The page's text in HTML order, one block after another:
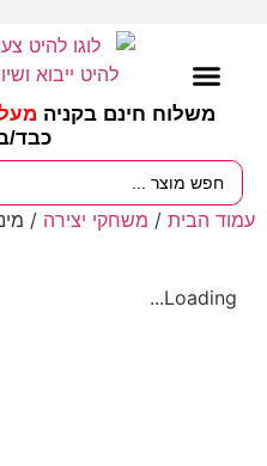
משלוח חינם בקניה מעל 799
כבד/
עמוד הבית / משחקי יצירה /
Loading...